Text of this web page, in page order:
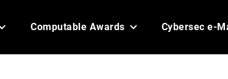
Computable Awards Cybersec e-